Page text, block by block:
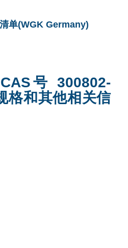
单(WGK Germany)
号 300802-
格和其他相关信